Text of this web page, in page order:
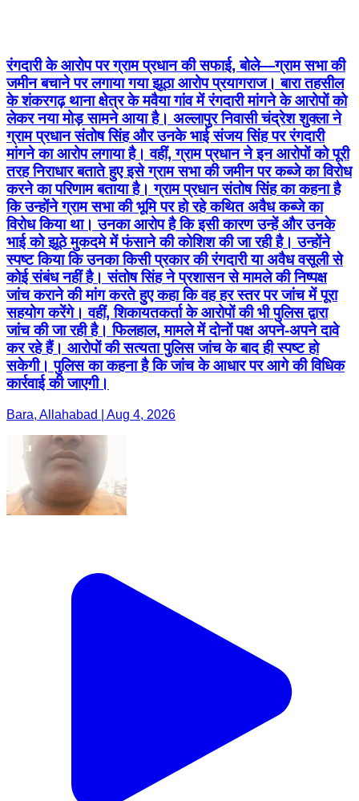
रंगदारी के आरोप पर ग्राम प्रधान की सफाई, बोले—ग्राम सभा की
जमीन बचाने पर लगाया गया झूठा आरोप प्रयागराज। बारा तहसील
के शंकरगढ़ थाना क्षेत्र के मवैया गांव में रंगदारी मांगने के आरोपों को
लेकर नया मोड़ सामने आया है। अल्लापुर निवासी चंद्रेश शुक्ला ने
ग्राम प्रधान संतोष सिंह और उनके भाई संजय सिंह पर रंगदारी
मांगने का आरोप लगाया है। वहीं, ग्राम प्रधान ने इन आरोपों को पूरी
तरह निराधार बताते हुए इसे ग्राम सभा की जमीन पर कब्जे का विरोध
करने का परिणाम बताया है। ग्राम प्रधान संतोष सिंह का कहना है
कि उन्होंने ग्राम सभा की भूमि पर हो रहे कथित अवैध कब्जे का
विरोध किया था। उनका आरोप है कि इसी कारण उन्हें और उनके
भाई को झूठे मुकदमे में फंसाने की कोशिश की जा रही है। उन्होंने
स्पष्ट किया कि उनका किसी प्रकार की रंगदारी या अवैध वसूली से
कोई संबंध नहीं है। संतोष सिंह ने प्रशासन से मामले की निष्पक्ष
जांच कराने की मांग करते हुए कहा कि वह हर स्तर पर जांच में पूरा
सहयोग करेंगे। वहीं, शिकायतकर्ता के आरोपों की भी पुलिस द्वारा
जांच की जा रही है। फिलहाल, मामले में दोनों पक्ष अपने-अपने दावे
कर रहे हैं। आरोपों की सत्यता पुलिस जांच के बाद ही स्पष्ट हो
सकेगी। पुलिस का कहना है कि जांच के आधार पर आगे की विधिक
कार्रवाई की जाएगी।
Bara, Allahabad | Aug 4, 2026